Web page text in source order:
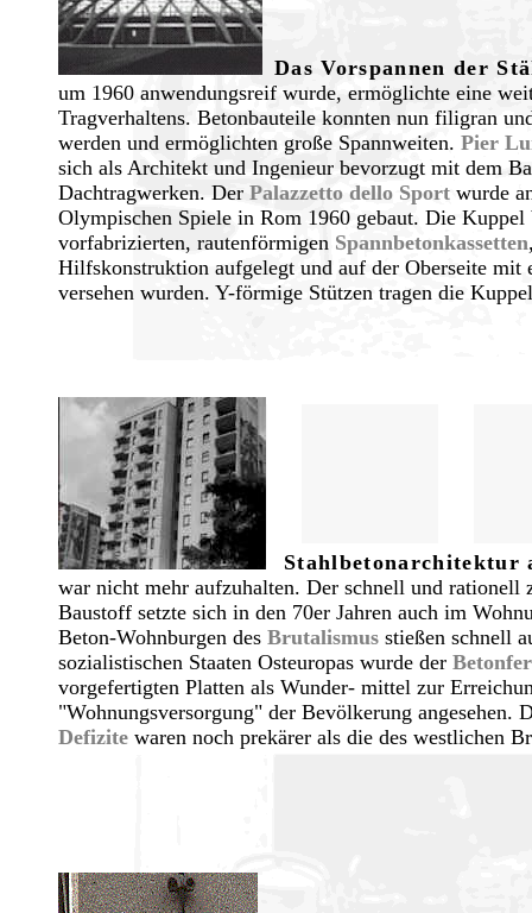
Das Vorspannen der
um 1960 anwendungsreif wurde, ermöglichte eine
Tragverhaltens. Betonbauteile konnten nun filigran
werden und ermöglichten große Spannweiten. Pier
sich als Architekt und Ingenieur bevorzugt mit dem
Dachtragwerken. Der Palazzetto dello Sport wurde
Olympischen Spiele in Rom 1960 gebaut. Die Kuppel
vorfabrizierten, rautenförmigen Spannbetonkassetten
Hilfskonstruktion aufgelegt und auf der Oberseite mit
versehen wurden. Y-förmige Stützen tragen die
Stahlbetonarchitektur
war nicht mehr aufzuhalten. Der schnell und rationell
Baustoff setzte sich in den 70er Jahren auch im
Beton-Wohnburgen des Brutalismus stießen schnell
sozialistischen Staaten Osteuropas wurde der
vorgefertigten Platten als Wunder- mittel zur
"Wohnungsversorgung" der Bevölkerung angesehen.
Defizite waren noch prekärer als die des westlichen